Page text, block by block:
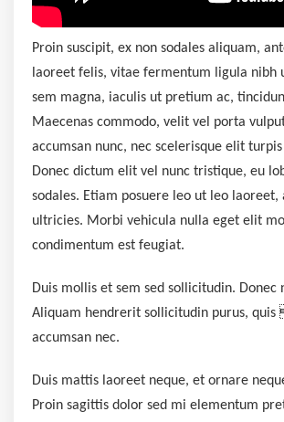
Proin suscipit, ex non sodales aliquam,
laoreet felis, vitae fermentum ligula nibh
sem magna, iaculis ut pretium ac,
Maecenas commodo, velit vel porta
accumsan nunc, nec scelerisque elit
Donec dictum elit vel nunc tristique, eu
sodales. Etiam posuere leo ut leo laoreet,
ultricies. Morbi vehicula nulla eget elit
condimentum est feugiat.
Duis mollis et sem sed sollicitudin. Donec
Aliquam hendrerit sollicitudin purus,
accumsan nec.
Duis mattis laoreet neque, et ornare
Proin sagittis dolor sed mi elementum